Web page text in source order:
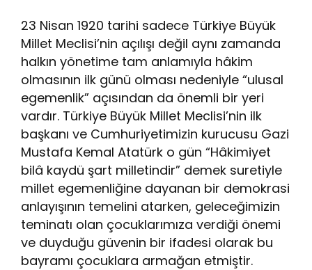
23 Nisan 1920 tarihi sadece Türkiye Büyük
Millet Meclisi’nin açılışı değil aynı zamanda
halkın yönetime tam anlamıyla hâkim
olmasının ilk günü olması nedeniyle “ulusal
egemenlik” açısından da önemli bir yeri
vardır. Türkiye Büyük Millet Meclisi’nin ilk
başkanı ve Cumhuriyetimizin kurucusu Gazi
Mustafa Kemal Atatürk o gün “Hâkimiyet
bilâ kaydü şart milletindir” demek suretiyle
millet egemenliğine dayanan bir demokrasi
anlayışının temelini atarken, geleceğimizin
teminatı olan çocuklarımıza verdiği önemi
ve duyduğu güvenin bir ifadesi olarak bu
bayramı çocuklara armağan etmiştir.